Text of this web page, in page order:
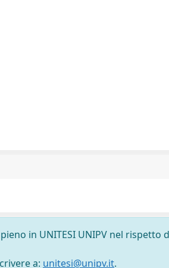
in UNITESI UNIPV nel rispetto
a: unitesi@unipv.it.